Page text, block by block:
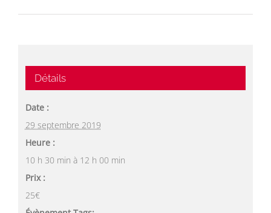
Détails
Date :
29 septembre 2019
Heure :
10 h 30 min à 12 h 00 min
Prix :
25€